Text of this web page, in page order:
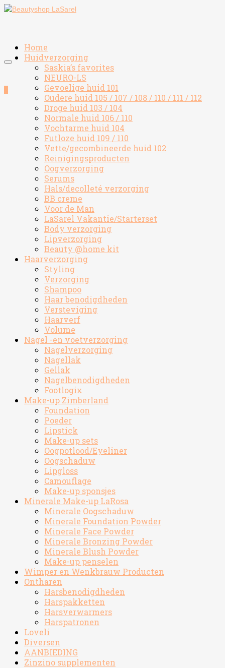
Home
Huidverzorging
Saskia’s favorites
NEURO-LS
Gevoelige huid 101
Oudere huid 105 / 107 / 108 / 110 / 111 / 112
Droge huid 103 / 104
Normale huid 106 / 110
Vochtarme huid 104
Futloze huid 109 / 110
Vette/gecombineerde huid 102
Reinigingsproducten
Oogverzorging
Serums
Hals/decolleté verzorging
BB creme
Voor de Man
LaSarel Vakantie/Starterset
Body verzorging
Lipverzorging
Beauty @home kit
Haarverzorging
Styling
Verzorging
Shampoo
Haar benodigdheden
Versteviging
Haarverf
Volume
Nagel -en voetverzorging
Nagelverzorging
Nagellak
Gellak
Nagelbenodigdheden
Footlogix
Make-up Zimberland
Foundation
Poeder
Lipstick
Make-up sets
Oogpotlood/Eyeliner
Oogschaduw
Lipgloss
Camouflage
Make-up sponsjes
Minerale Make-up LaRosa
Minerale Oogschaduw
Minerale Foundation Powder
Minerale Face Powder
Minerale Bronzing Powder
Minerale Blush Powder
Make-up penselen
Wimper en Wenkbrauw Producten
Ontharen
Harsbenodigdheden
Harspakketten
Harsverwarmers
Harspatronen
Loveli
Diversen
AANBIEDING
Zinzino supplementen